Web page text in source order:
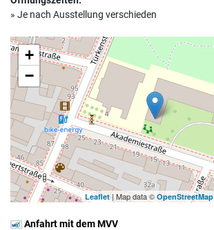
» Je nach Ausstellung verschieden
+
−
Leaflet | Map data © OpenStreetMap
Anfahrt mit dem MVV